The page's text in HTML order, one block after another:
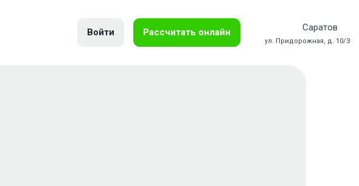
Войти Рассчитать онлайн Саратов
ул. Придорожная, д. 10/3